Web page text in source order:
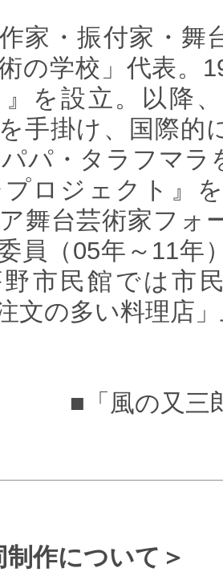
家・振付家・舞
術の学校」代表。
を設立。以降
手掛け、国際的
パ・タラフマラ
ロジェクト』
舞台芸術家フォ
員（05年～11年
市民館では市
文の多い料理店
■「風の又
制作について＞